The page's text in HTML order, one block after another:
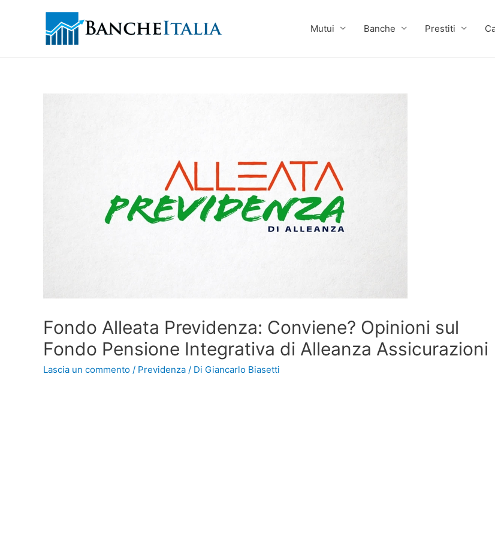
Mutui Banche Prestiti
Fondo Alleata Previdenza: Conviene? Opinioni sul
Fondo Pensione Integrativa di Alleanza Assicurazioni
Lascia un commento / Previdenza / Di Giancarlo Biasetti